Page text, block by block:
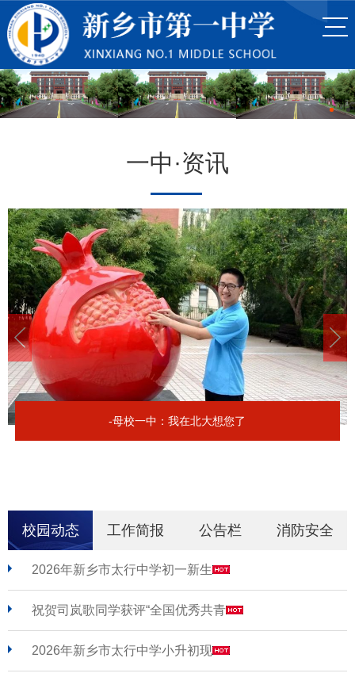
一中·资讯
-母校一中：我在北大想您了
校园动态 工作简报 公告栏 消防安全
2026年新乡市太行中学初一新生
祝贺司岚歌同学获评“全国优秀共青
2026年新乡市太行中学小升初现